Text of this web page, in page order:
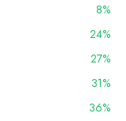
8%
24%
27%
31%
36%